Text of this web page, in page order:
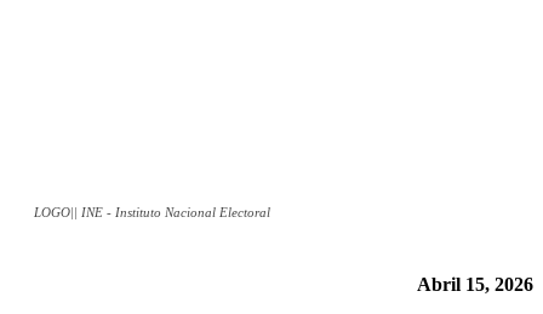
LOGO|| INE - Instituto Nacional Electoral
Abril 15, 2026